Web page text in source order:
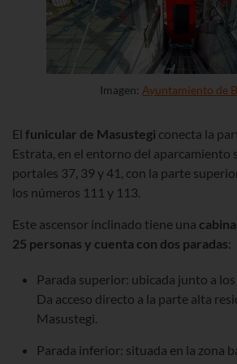
Imagen: Ayuntamiento de
El funicular de Masustegi conecta la
Estrata, en el entorno del aparcamiento
portales 37, 39 y 41, con la parte
los números 111 y 113.
Este ascensor inclinado tiene una
25 personas y cuenta con dos paradas:
Parada superior: ubicada junto a
Da acceso directo a la parte alta
Masustegi.
Parada inferior: situada en la zona